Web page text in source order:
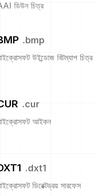
ডিউন চিত্র
.bmp
উইন্ডোজ বিটম্যাপ চিত্র
.cur
আইকন
.dxt1
ডিরেক্টড্রয় সারফেস